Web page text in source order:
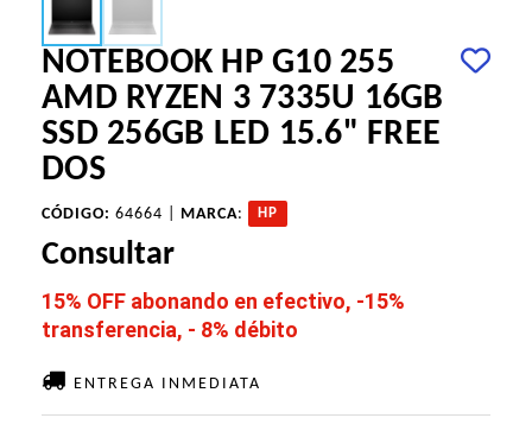
NOTEBOOK HP G10 255
AMD RYZEN 3 7335U 16GB
SSD 256GB LED 15.6" FREE
DOS
CÓDIGO: 64664 | MARCA: HP
Consultar
15% OFF abonando en efectivo, -15%
transferencia, - 8% débito
ENTREGA INMEDIATA